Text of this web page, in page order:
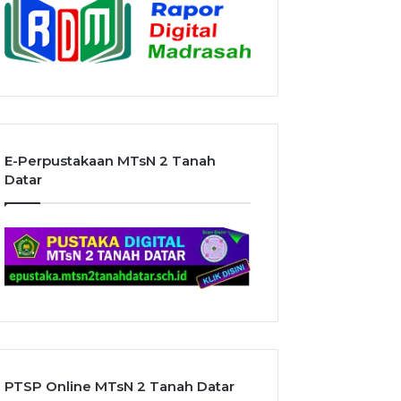
E-Perpustakaan MTsN 2 Tanah
Datar
PTSP Online MTsN 2 Tanah Datar